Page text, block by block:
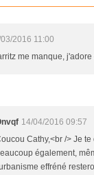
2016 11:00
me manque, j'adore
14/04/2016 09:57
Cathy,<br /> Je
également,
effréné